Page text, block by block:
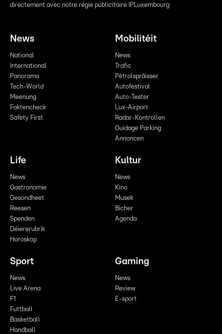
directement avec notre régie publicitaire IPLuxembourg
News
National
International
Panorama
Tech-World
Meenung
Faktencheck
Safety First
Mobilitéit
News
Trafic
Pëtrolspräisser
Autofestival
Auto-Tester
Lux-Airport
Radar-Kontrollen
Guidage Parking
Annoncen
Life
News
Gastronomie
Gesondheet
Reesen
Spenden
Déiererubrik
Horoskop
Kultur
News
Kino
Musek
Bicher
Agenda
Sport
News
Live Arena
F1
Futtball
Basketball
Handball
Gaming
News
Review
E-sport